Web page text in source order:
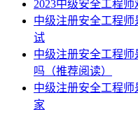
2023中级安全工程
中级注册安全工程
试
中级注册安全工程
吗（推荐阅读）
中级注册安全工程
家